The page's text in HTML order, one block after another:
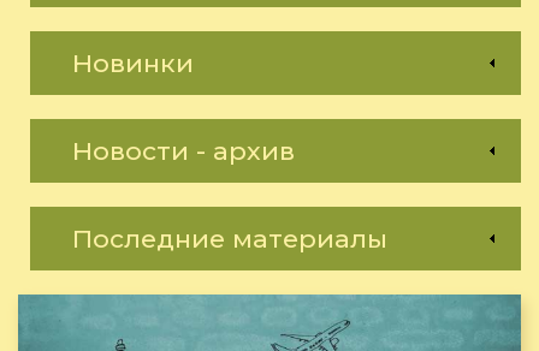
Новинки
Новости - архив
Последние материалы